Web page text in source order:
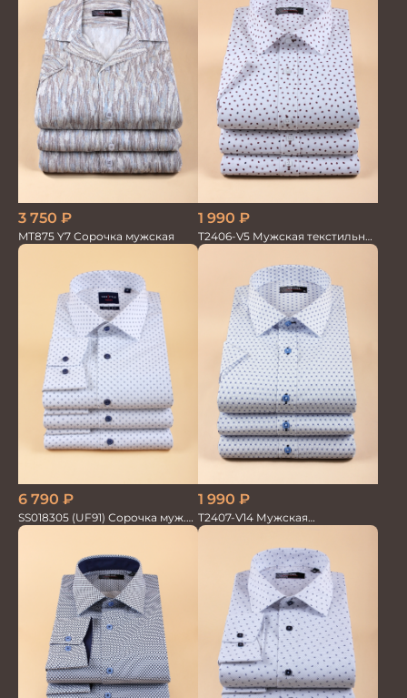
3 750 ₽
MT875 Y7 Сорочка мужская
1 990 ₽
T2406-V5 Мужская текстильная
рубашка / Сорочка
6 790 ₽
SS018305 (UF91) Сорочка муж.
GROSTYLE TRENDY
1 990 ₽
T2407-V14 Мужская
текстильная рубашка /